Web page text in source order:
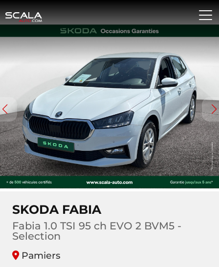
SKODA FABIA
Fabia 1.0 TSI 95 ch EVO 2 BVM5 -
Selection
Pamiers